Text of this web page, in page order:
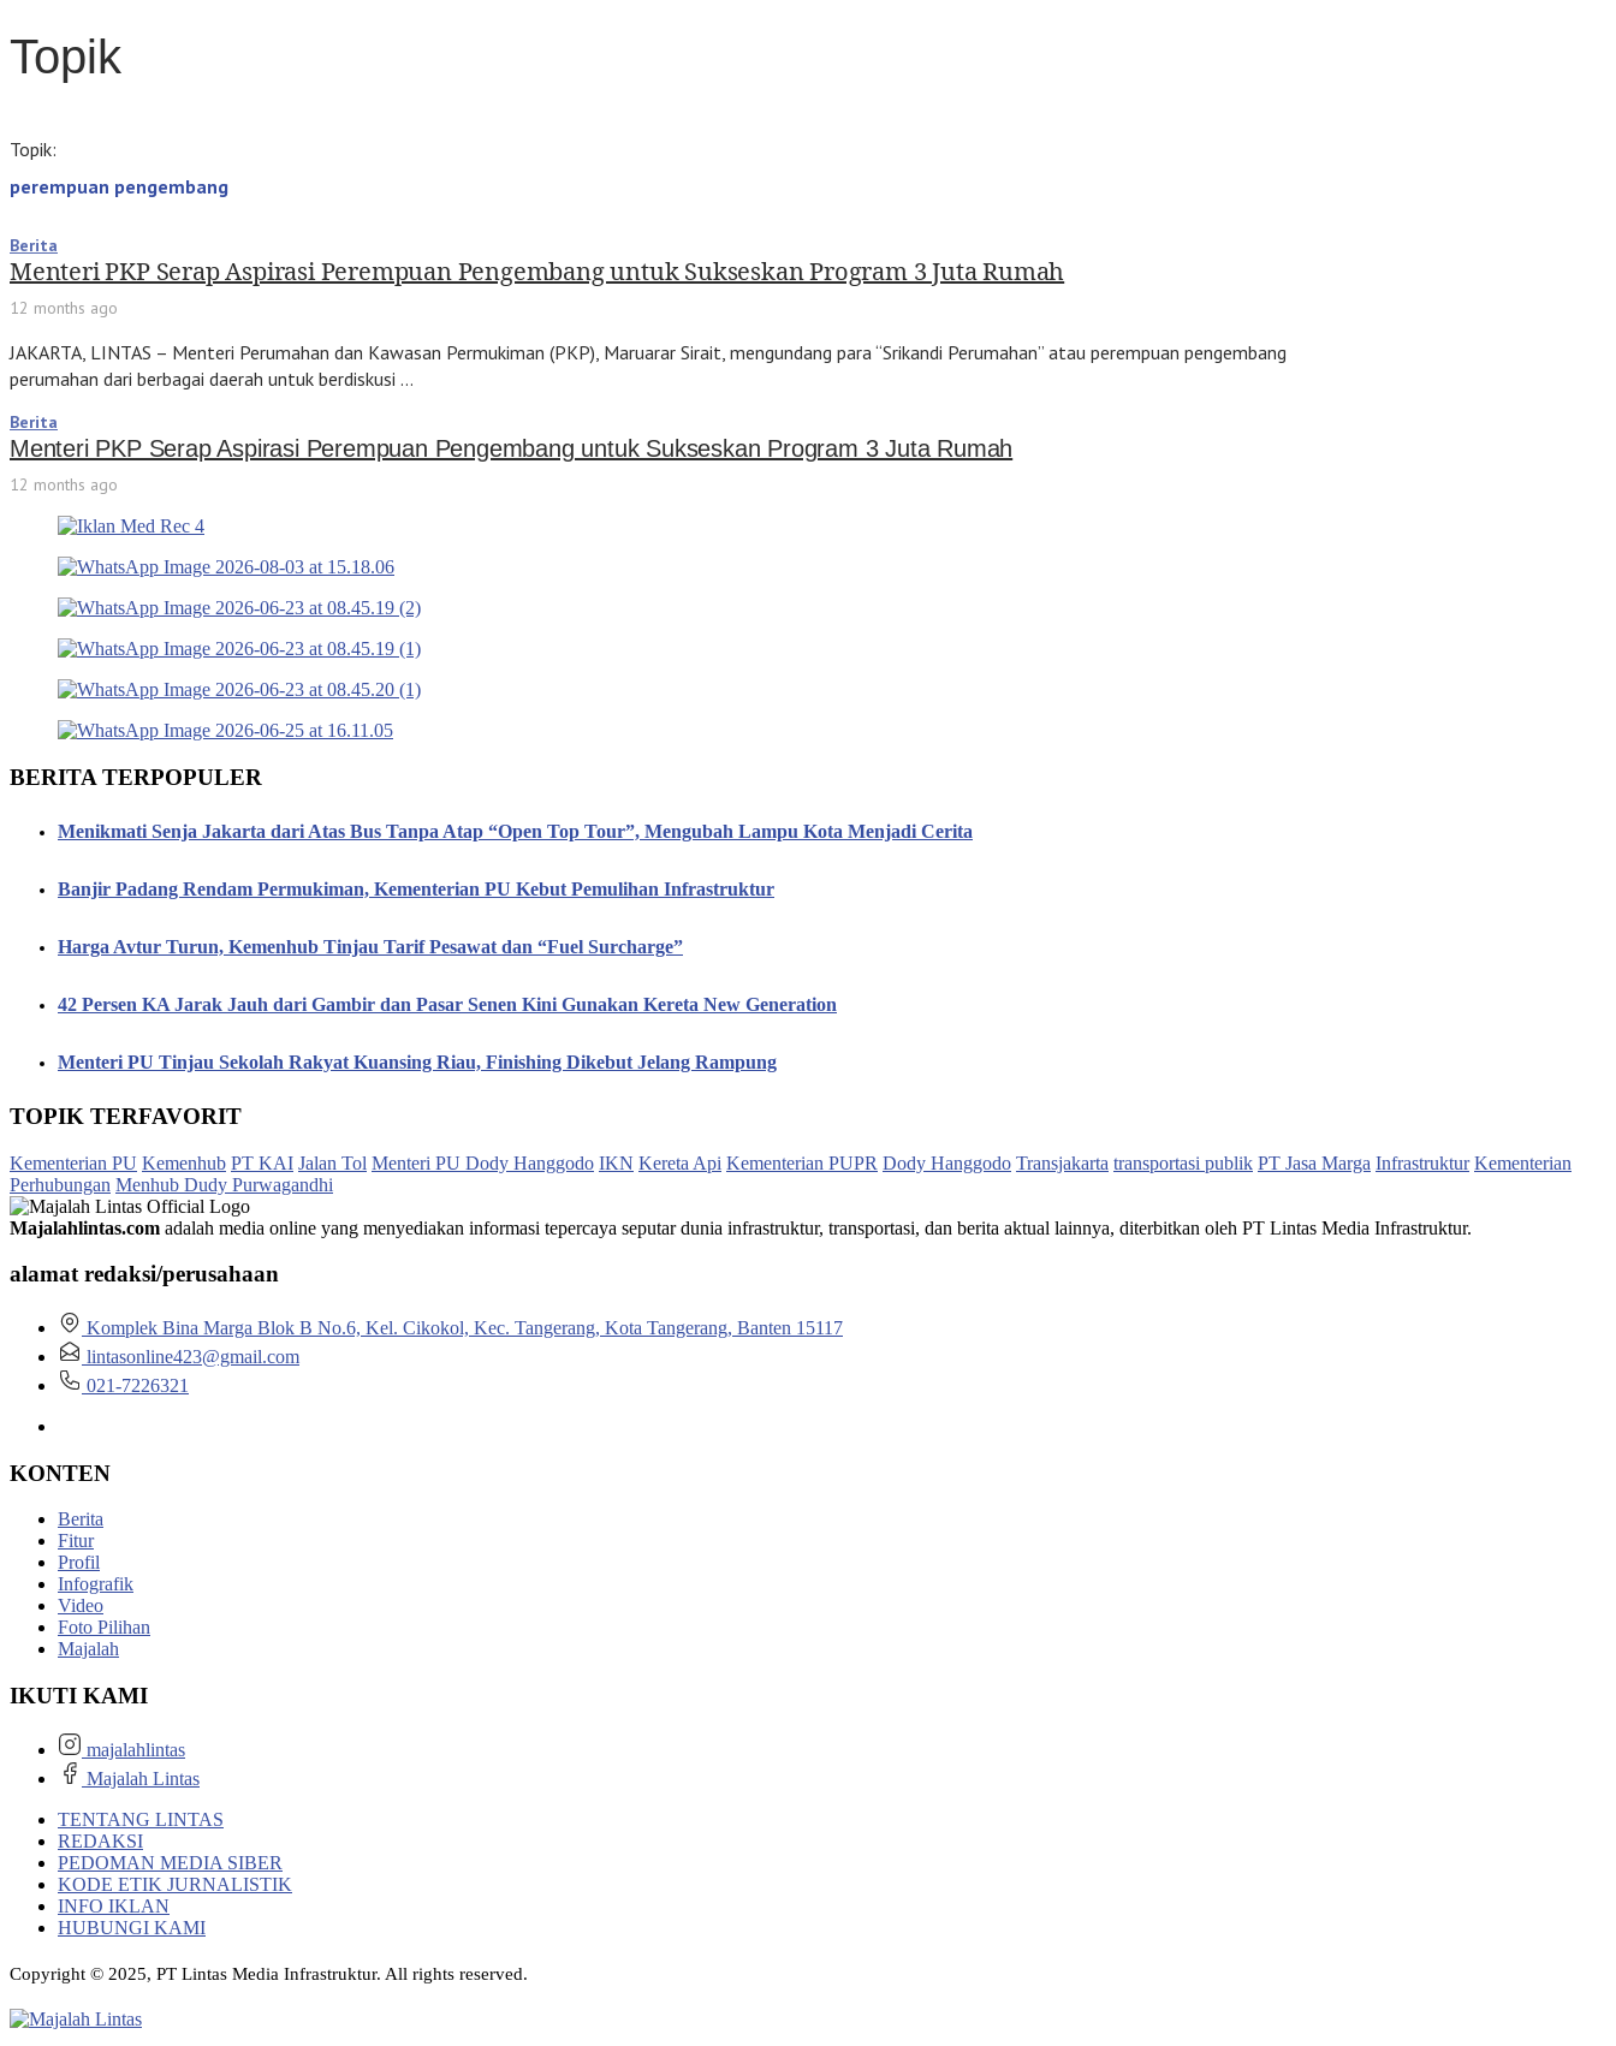
Topik
Topik:
perempuan pengembang
Berita
Menteri PKP Serap Aspirasi Perempuan Pengembang untuk Sukseskan Program 3 Juta Rumah
12 months ago
JAKARTA, LINTAS – Menteri Perumahan dan Kawasan Permukiman (PKP), Maruarar Sirait, mengundang para “Srikandi Perumahan” atau perempuan pengembang
perumahan dari berbagai daerah untuk berdiskusi …
Berita
Menteri PKP Serap Aspirasi Perempuan Pengembang untuk Sukseskan Program 3 Juta Rumah
12 months ago
BERITA TERPOPULER
Menikmati Senja Jakarta dari Atas Bus Tanpa Atap “Open Top Tour”, Mengubah Lampu Kota Menjadi Cerita
Banjir Padang Rendam Permukiman, Kementerian PU Kebut Pemulihan Infrastruktur
Harga Avtur Turun, Kemenhub Tinjau Tarif Pesawat dan “Fuel Surcharge”
42 Persen KA Jarak Jauh dari Gambir dan Pasar Senen Kini Gunakan Kereta New Generation
Menteri PU Tinjau Sekolah Rakyat Kuansing Riau, Finishing Dikebut Jelang Rampung
TOPIK TERFAVORIT
Kementerian PU Kemenhub PT KAI Jalan Tol Menteri PU Dody Hanggodo IKN Kereta Api Kementerian PUPR Dody Hanggodo Transjakarta transportasi publik PT Jasa Marga Infrastruktur Kementerian
Perhubungan Menhub Dudy Purwagandhi
Majalahlintas.com adalah media online yang menyediakan informasi tepercaya seputar dunia infrastruktur, transportasi, dan berita aktual lainnya, diterbitkan oleh PT Lintas Media Infrastruktur.
alamat redaksi/perusahaan
Komplek Bina Marga Blok B No.6, Kel. Cikokol, Kec. Tangerang, Kota Tangerang, Banten 15117
lintasonline423@gmail.com
021-7226321
KONTEN
Berita
Fitur
Profil
Infografik
Video
Foto Pilihan
Majalah
IKUTI KAMI
majalahlintas
Majalah Lintas
TENTANG LINTAS
REDAKSI
PEDOMAN MEDIA SIBER
KODE ETIK JURNALISTIK
INFO IKLAN
HUBUNGI KAMI
Copyright © 2025, PT Lintas Media Infrastruktur. All rights reserved.